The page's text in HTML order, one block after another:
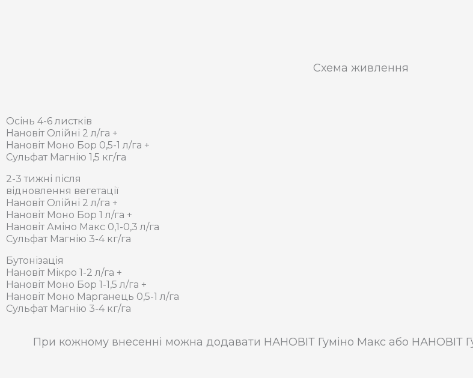
Схема живлення
Осінь 4-6 листків
Нановіт Олійні 2 л/га +
Нановіт Моно Бор 0,5-1 л/га +
Сульфат Магнію 1,5 кг/га
2-3 тижні після
відновлення вегетації
Нановіт Олійні 2 л/га +
Нановіт Моно Бор 1 л/га +
Нановіт Аміно Макс 0,1-0,3 л/га
Сульфат Магнію 3-4 кг/га
Бутонізація
Нановіт Мікро 1-2 л/га +
Нановіт Моно Бор 1-1,5 л/га +
Нановіт Моно Марганець 0,5-1 л/га
Сульфат Магнію 3-4 кг/га
При кожному внесенні можна додавати НАНОВІТ Гуміно Макс або НАНОВІТ